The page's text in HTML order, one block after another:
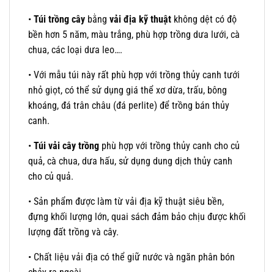
• Túi trồng cây bằng vải địa kỹ thuật không dệt có độ
bền hơn 5 năm, màu trắng, phù hợp trồng dưa lưới, cà
chua, các loại dưa leo….
• Với mẫu túi này rất phù hợp với trồng thủy canh tưới
nhỏ giọt, có thể sử dụng giá thể xơ dừa, trấu, bông
khoáng, đá trân châu (đá perlite) để trồng bán thủy
canh.
• Túi vải cây trồng phù hợp với trồng thủy canh cho củ
quả, cà chua, dưa hấu, sử dụng dung dịch thủy canh
cho củ quả.
• Sản phẩm được làm từ vải địa kỹ thuật siêu bền,
đựng khối lượng lớn, quai sách đảm bảo chịu được khối
lượng đất trồng và cây.
• Chất liệu vải địa có thể giữ nước và ngăn phân bón